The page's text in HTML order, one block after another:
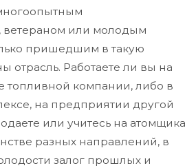
ветераном или молодым
пришедшим в такую
отрасль. Работаете ли вы на
топливной компании, либо в
на предприятии другой
или учитесь на атомщика
разных направлений, в
залог прошлых и